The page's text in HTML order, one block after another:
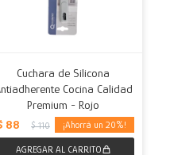
Cuchara de Silicona
Cocina Calidad
Premium - Rojo
88 $ 110 20